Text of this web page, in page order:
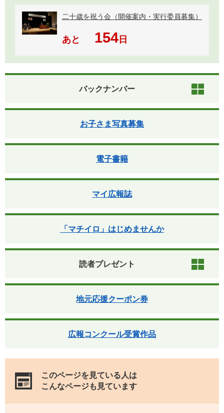
二十歳を祝う会（開催案内・実行委員募集）
あと 154日
バックナンバー
お子さま写真募集
電子書籍
マイ広報誌
「マチイロ」はじめませんか
読者プレゼント
地元応援クーポン券
広報コンクール受賞作品
このページを見ている人は
こんなページも見ています